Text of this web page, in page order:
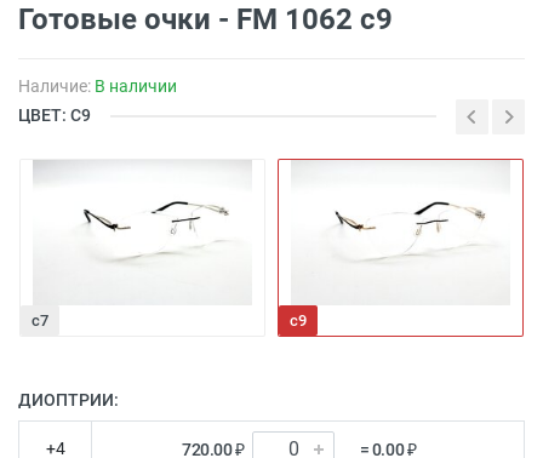
Готовые очки - FM 1062 c9
Наличие: В наличии
ЦВЕТ: C9
c7 c9
ДИОПТРИИ:
+4 720.00 ₽ = 0.00 ₽